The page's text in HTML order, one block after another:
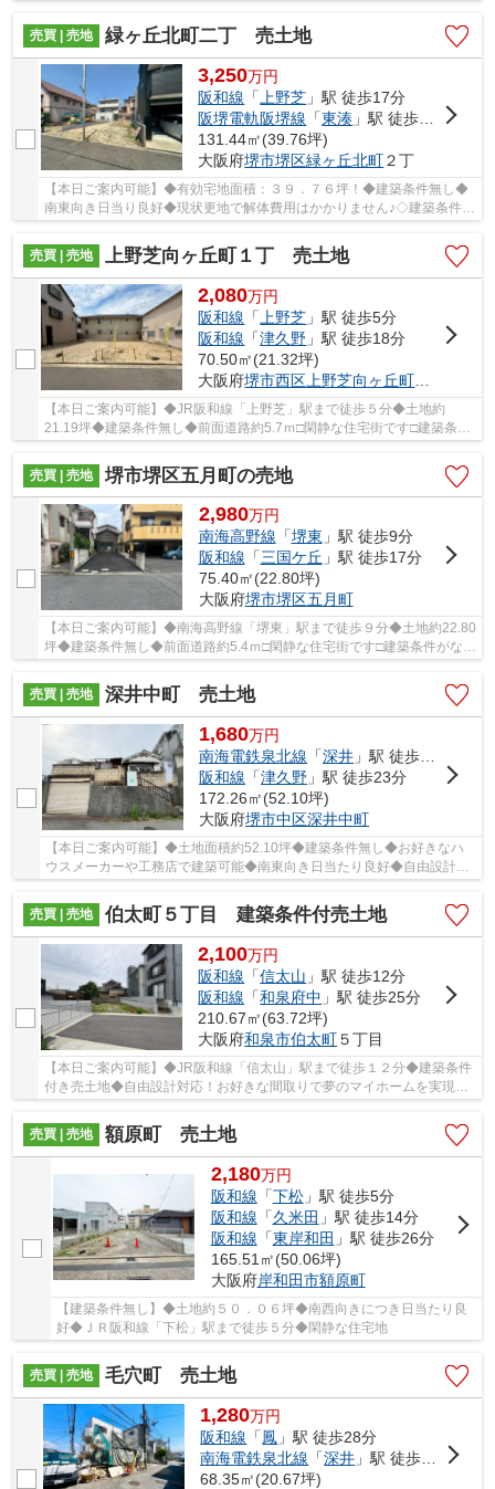
売買 | 売地
緑ヶ丘北町二丁 売土地
3,250万円
阪和線 「 上野芝 」駅 徒歩17分
阪堺電軌阪堺線 「東湊 」駅 徒歩20分
131.44㎡(39.76坪)
大阪府堺市堺区緑ヶ丘北町２丁
【本日ご案内可能】◆有効宅地面積：３９．７６坪！◆建築条件無し◆
南東向き日当り良好◆現状更地で解体費用はかかりません♪◇建築条件が
無く、お好きなハウスメーカーで建築可能です！
売買 | 売地
上野芝向ヶ丘町１丁 売土地
2,080万円
阪和線 「 上野芝 」駅 徒歩5分
阪和線 「津久野 」駅 徒歩18分
70.50㎡(21.32坪)
大阪府堺市西区 上野芝向ヶ丘町
【本日ご案内可能】◆JR阪和線「上野芝」駅まで徒歩５分◆土地約
21.19坪◆建築条件無し◆前面道路約5.7ｍ□閑静な住宅街です□建築条件
がなく、お好きなハウスメーカーで建築できますよ♪
売買 | 売地
堺市堺区五月町の売地
2,980万円
南海高野線 「堺東 」駅 徒歩9分
阪和線 「三国ケ丘 」駅 徒歩17分
75.40㎡(22.80坪)
大阪府堺市堺区五月町
【本日ご案内可能】◆南海高野線「堺東」駅まで徒歩９分◆土地約22.80
坪◆建築条件無し◆前面道路約5.4ｍ□閑静な住宅街です□建築条件がな
売買 | 売地
深井中町 売土地
1,680万円
南海電鉄泉北線 「深井 」駅 徒歩22分
阪和線 「津久野 」駅 徒歩23分
172.26㎡(52.10坪)
大阪府堺市中区深井中町
【本日ご案内可能】◆土地面積約52.10坪◆建築条件無し◆お好きなハ
ウスメーカーや工務店で建築可能◆南東向き日当たり良好◆自由設計対
売買 | 売地
伯太町５丁目 建築条件付売土地
2,100万円
阪和線 「信太山 」駅 徒歩12分
阪和線 「和泉府中 」駅 徒歩25分
210.67㎡(63.72坪)
大阪府和泉市伯太町５丁目
【本日ご案内可能】◆JR阪和線「信太山」駅まで徒歩１２分◆建築条件
付き売土地◆自由設計対応！お好きな間取りで夢のマイホームを実現◆
売買 | 売地
額原町 売土地
2,180万円
阪和線 「下松」駅 徒歩5分
阪和線 「久米田 」駅 徒歩14分
阪和線 「東岸和田 」駅 徒歩26分
165.51㎡(50.06坪)
大阪府岸和田市額原町
【建築条件無し】◆土地約５０．０６坪◆南西向きにつき日当たり良
好◆ＪＲ阪和線「下松」駅まで徒歩５分◆閑静な住宅地
売買 | 売地 毛穴町 売土地
1,280万円
阪和線 「鳳 」駅 徒歩28分
南海電鉄泉北線 「深井 」駅 徒歩35分
68.35㎡(20.67坪)